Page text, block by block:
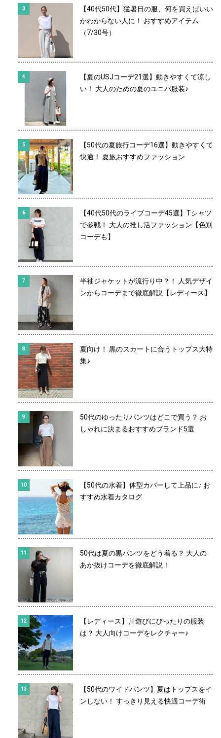
【40代50代】猛暑日の服、何を買えばいい
かわからない人に！ おすすめアイテム
（7/30号）
【夏のUSJコーデ21選】動きやすくて涼し
い！ 大人のための夏のユニバ服装♪
【50代の夏旅行コーデ16選】動きやすくて
快適！ 夏旅おすすめファッション
【40代50代のライブコーデ45選】Tシャツ
で参戦！ 大人の推し活ファッション【色別
コーデも】
半袖ジャケットが流行り中？！ 人気デザイ
ンからコーデまで徹底解説【レディース】
夏向け！ 黒のスカートに合うトップス大特
集♪
50代のゆったりパンツはどこで買う？ お
しゃれに決まるおすすめブランド5選
【50代の水着】体型カバーして上品に♪ お
すすめ水着カタログ
50代は夏の黒パンツをどう着る？ 大人の
あか抜けコーデを徹底解説！
【レディース】川遊びにぴったりの服装
は？ 大人向けコーデをレクチャー♪
【50代のワイドパンツ】夏はトップスをイ
ンしない！ すっきり見える快適コーデ術